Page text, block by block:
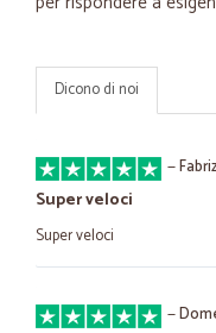
Dicono di noi
—
Super veloci
Super veloci
—